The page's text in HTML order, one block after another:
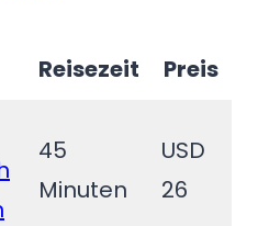
Reisezeit
Preis
45
Minuten
USD
26